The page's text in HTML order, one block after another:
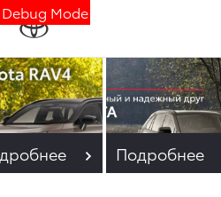
Debug Mode
Подробнее